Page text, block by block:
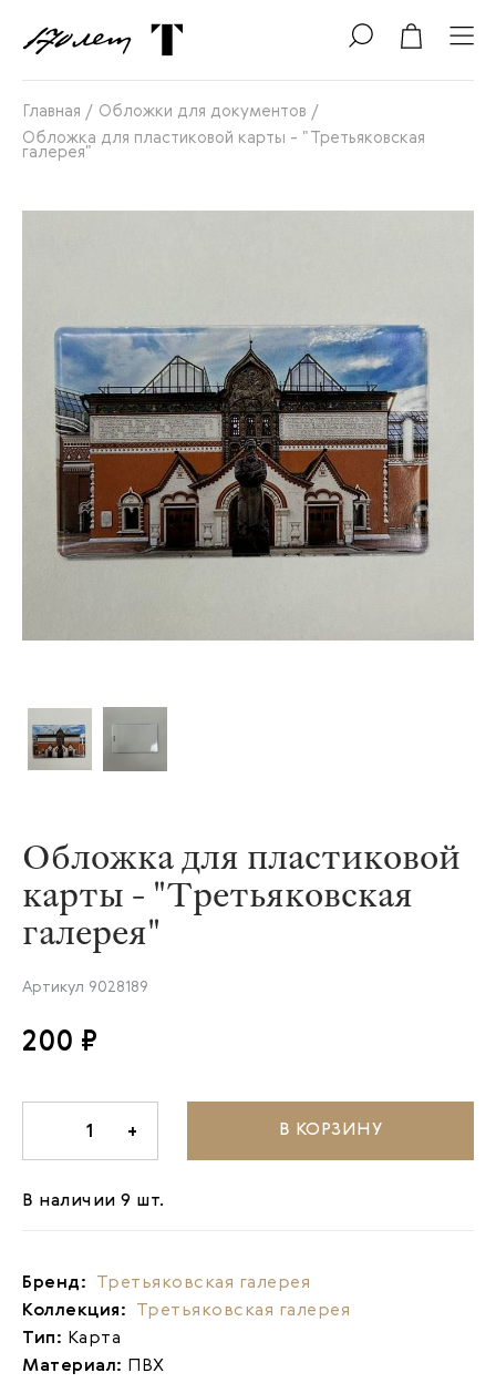
Главная / Обложки для документов /
Обложка для пластиковой карты - "Третьяковская
галерея"
Обложка для пластиковой
карты - "Третьяковская
галерея"
Артикул 9028189
200 ₽
1 + В КОРЗИНУ
В наличии 9 шт.
Бренд: Третьяковская галерея
Коллекция: Третьяковская галерея
Тип: Карта
Материал: ПВХ